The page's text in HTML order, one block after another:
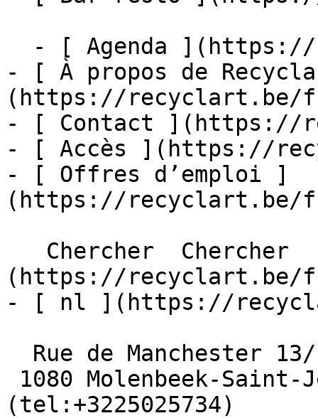
- [ À propos de
(https://recyclart.be/
- [ Contact ](https://
- [ Accès ](https://
- [ Offres d’emploi ]
(https://recyclart.be/
(https://recyclart.be/
- [ nl ](https://
(tel:+3225025734)